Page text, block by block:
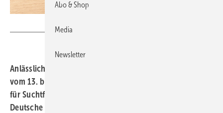
Anlässlich der bundesweiten Aktionswoche Alkohol, die
vom 13. bis 21. Juni 2026 von der Deutschen Hauptstelle
für Suchtfragen (DHS) organisiert wird, warnt der
Deutsche Verkehrssicherheitsrat (DVR) eindringlich vor
Abo & Shop
Media
Newsletter